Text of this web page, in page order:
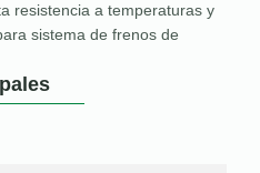
resistencia a temperaturas y
sistema de frenos de